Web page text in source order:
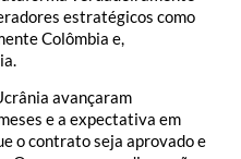
estratégicos como
Colômbia e,
avançaram
e a expectativa em
o contrato seja aprovado e